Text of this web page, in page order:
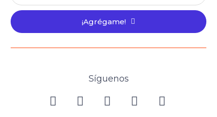
¡Agrégame!
Síguenos